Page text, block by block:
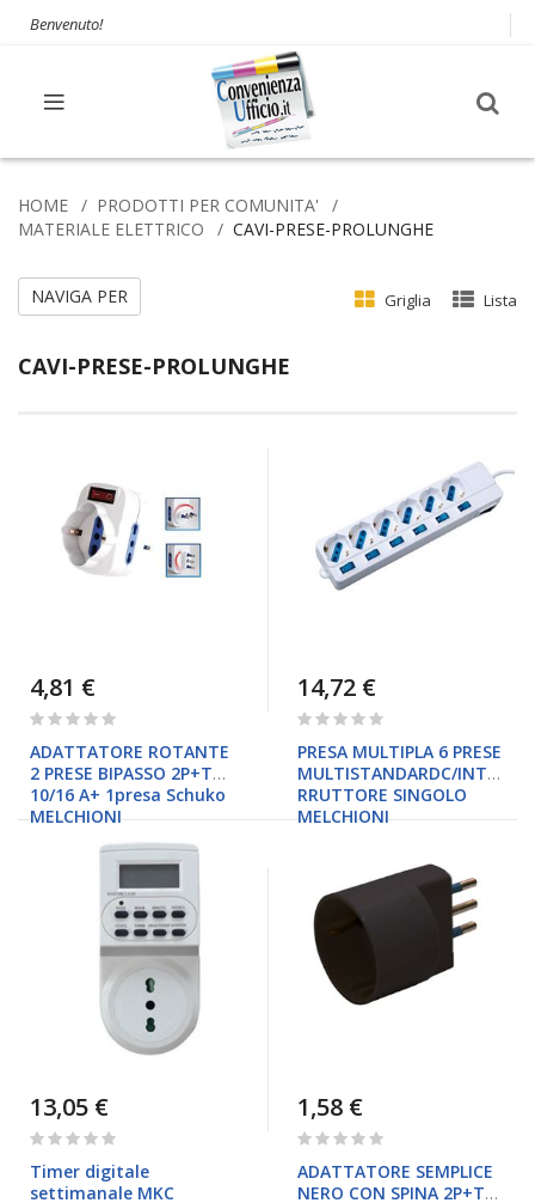
Benvenuto!
HOME
PRODOTTI PER COMUNITA'
MATERIALE ELETTRICO
CAVI-PRESE-PROLUNGHE
CAVI-PRESE-PROLUNGHE
Griglia Lista
4,81 €
Rating:
ADATTATORE ROTANTE
2 PRESE BIPASSO 2P+T
10/16 A+ 1presa Schuko
MELCHIONI
14,72 €
Rating:
PRESA MULTIPLA 6 PRESE
MULTISTANDARDC/INTE
RRUTTORE SINGOLO
MELCHIONI
13,05 €
Rating:
Timer digitale
settimanale MKC
1,58 €
Rating:
ADATTATORE SEMPLICE
NERO CON SPINA 2P+T
NAVIGA PER